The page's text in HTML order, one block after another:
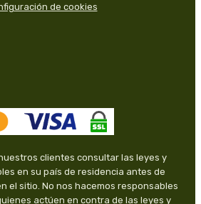
de cookies
clientes consultar las leyes y
en su país de residencia antes de
el sitio. No nos hacemos responsables
actúen en contra de las leyes y